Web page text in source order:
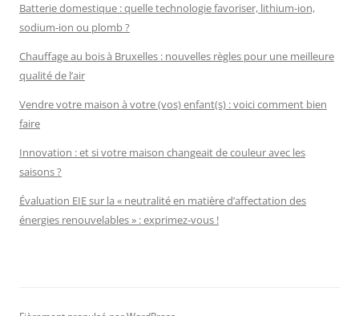
Batterie domestique : quelle technologie favoriser, lithium-ion,
sodium-ion ou plomb ?
Chauffage au bois à Bruxelles : nouvelles règles pour une meilleure
qualité de l’air
Vendre votre maison à votre (vos) enfant(s) : voici comment bien
faire
Innovation : et si votre maison changeait de couleur avec les
saisons ?
Évaluation EIE sur la « neutralité en matière d’affectation des
énergies renouvelables » : exprimez-vous !